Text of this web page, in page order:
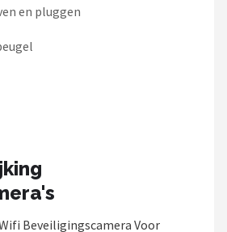
en pluggen
Beveiligingscamera Voor